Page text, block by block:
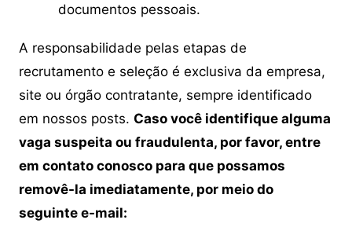
documentos pessoais.
A responsabilidade pelas etapas de
recrutamento e seleção é exclusiva da empresa,
site ou órgão contratante, sempre identificado
em nossos posts. Caso você identifique alguma
vaga suspeita ou fraudulenta, por favor, entre
em contato conosco para que possamos
removê-la imediatamente, por meio do
seguinte e-mail: